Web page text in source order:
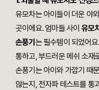
유모차는 아이들이 더운 야
곳이에요. 엄마들 사이 유모
손풍기 는 필수템이 되었어
통하고, 부드러운 메쉬 소재
손풍기는 아이와 가깝기 때
않는지, 전자파 테스트를 통